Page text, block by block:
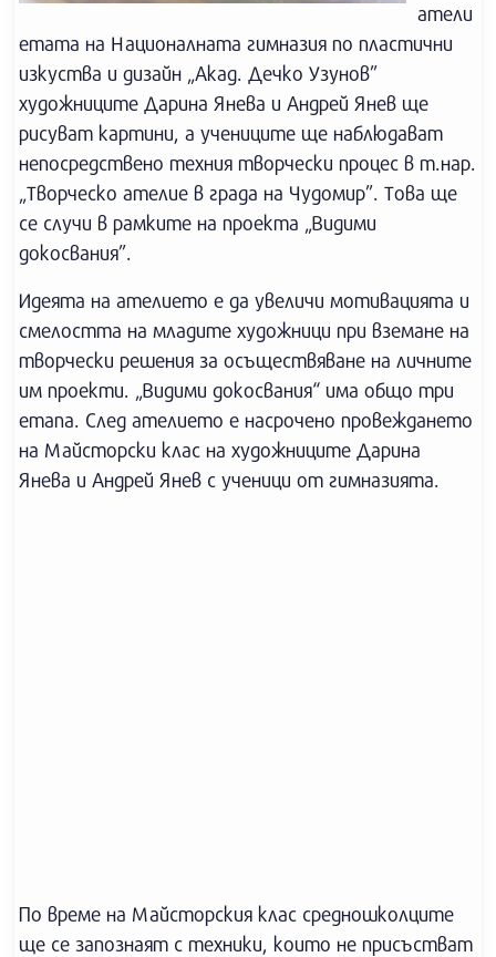
атели
етата на Националната гимназия по пластични
изкуства и дизайн „Акад. Дечко Узунов”
художниците Дарина Янева и Андрей Янев ще
рисуват картини, а учениците ще наблюдават
непосредствено техния творчески процес в т.нар.
„Творческо ателие в града на Чудомир”. Това ще
се случи в рамките на проекта „Видими
докосвания”.
Идеята на ателието е да увеличи мотивацията и
смелостта на младите художници при вземане на
творчески решения за осъществяване на личните
им проекти. „Видими докосвания“ има общо три
етапа. След ателието е насрочено провеждането
на Майсторски клас на художниците Дарина
Янева и Андрей Янев с ученици от гимназията.
По време на Майсторския клас средношколците
ще се запознаят с техники, които не присъстват